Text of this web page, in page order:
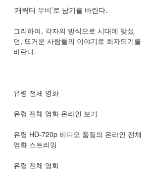
‘캐릭터 무비’로 남기를 바란다.
그리하여, 각자의 방식으로 시대에 맞섰
던, 뜨거운 사람들의 이야기로 회자되기를
바란다.
유령 전체 영화
유령 전체 영화 온라인 보기
유령 HD-720p 비디오 품질의 온라인 전체
영화 스트리밍
유령 전체 영화